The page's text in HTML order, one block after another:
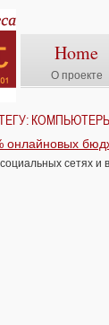
Home
О проекте
КОМПЬЮТЕРЫ
онлайновых
сетях и